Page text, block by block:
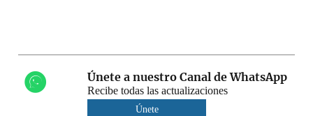
Únete a nuestro Canal de WhatsApp
Recibe todas las actualizaciones
Únete